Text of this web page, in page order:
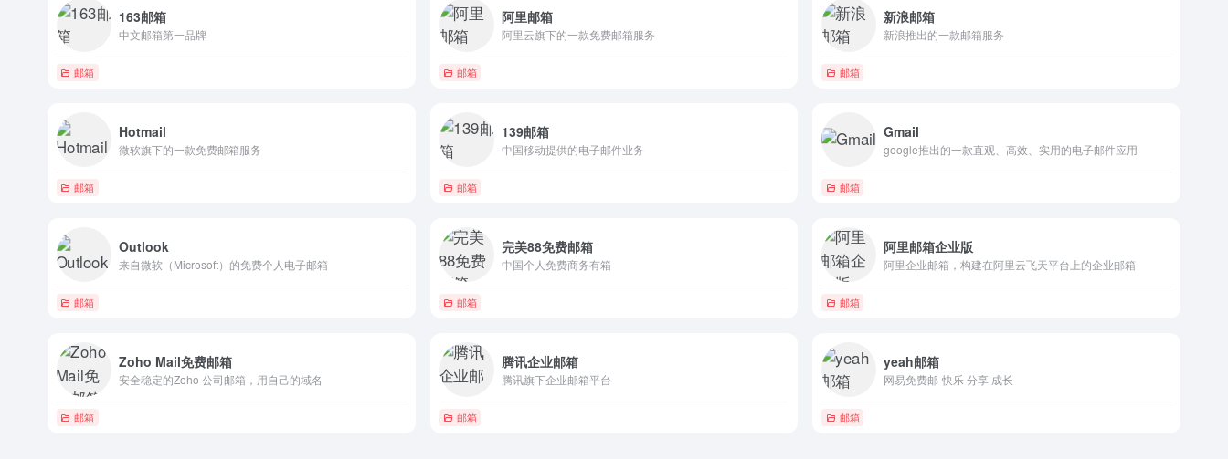
163邮箱
中文邮箱第一品牌
邮箱
阿里邮箱
阿里云旗下的一款免费邮箱服务
邮箱
新浪邮箱
新浪推出的一款邮箱服务
邮箱
Hotmail
微软旗下的一款免费邮箱服务
邮箱
139邮箱
中国移动提供的电子邮件业务
邮箱
Gmail
google推出的一款直观、高效、实用的电子邮件应用
邮箱
Outlook
来自微软（Microsoft）的免费个人电子邮箱
邮箱
完美88免费邮箱
中国个人免费商务有箱
邮箱
阿里邮箱企业版
阿里企业邮箱，构建在阿里云飞天平台上的企业邮箱
邮箱
Zoho Mail免费邮箱
安全稳定的Zoho 公司邮箱，用自己的域名
邮箱
腾讯企业邮箱
腾讯旗下企业邮箱平台
邮箱
yeah邮箱
网易免费邮-快乐 分享 成长
邮箱